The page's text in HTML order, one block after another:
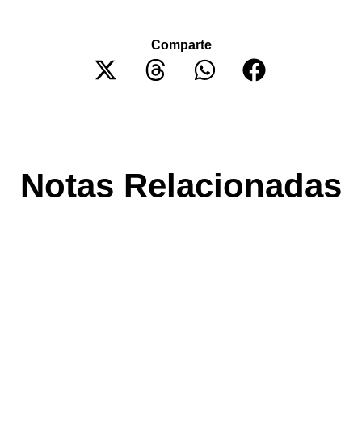
Comparte
Notas Relacionadas